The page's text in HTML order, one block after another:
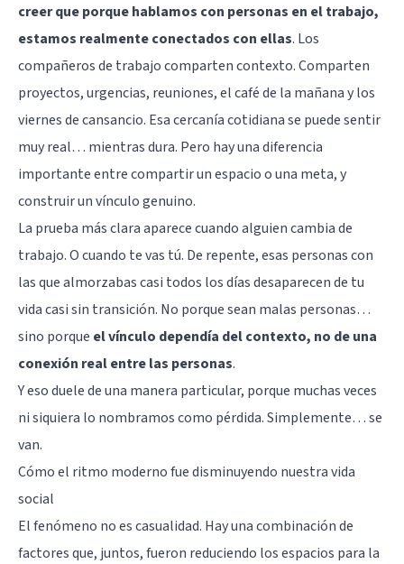
creer que porque hablamos con personas en el trabajo,
estamos realmente conectados con ellas. Los
compañeros de trabajo comparten contexto. Comparten
proyectos, urgencias, reuniones, el café de la mañana y los
viernes de cansancio. Esa cercanía cotidiana se puede sentir
muy real… mientras dura. Pero hay una diferencia
importante entre compartir un espacio o una meta, y
construir un vínculo genuino.
La prueba más clara aparece cuando alguien cambia de
trabajo. O cuando te vas tú. De repente, esas personas con
las que almorzabas casi todos los días desaparecen de tu
vida casi sin transición. No porque sean malas personas…
sino porque el vínculo dependía del contexto, no de una
conexión real entre las personas.
Y eso duele de una manera particular, porque muchas veces
ni siquiera lo nombramos como pérdida. Simplemente… se
van.
Cómo el ritmo moderno fue disminuyendo nuestra vida
social
El fenómeno no es casualidad. Hay una combinación de
factores que, juntos, fueron reduciendo los espacios para la